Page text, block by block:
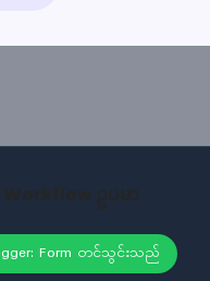
Form တင်သွင်းသည်